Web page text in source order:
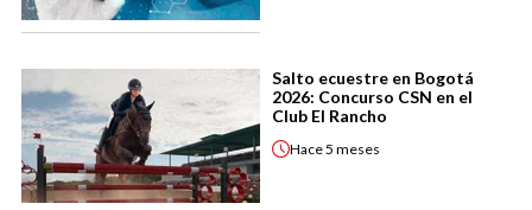
Salto ecuestre en Bogotá
2026: Concurso CSN en el
Club El Rancho
Hace5 meses